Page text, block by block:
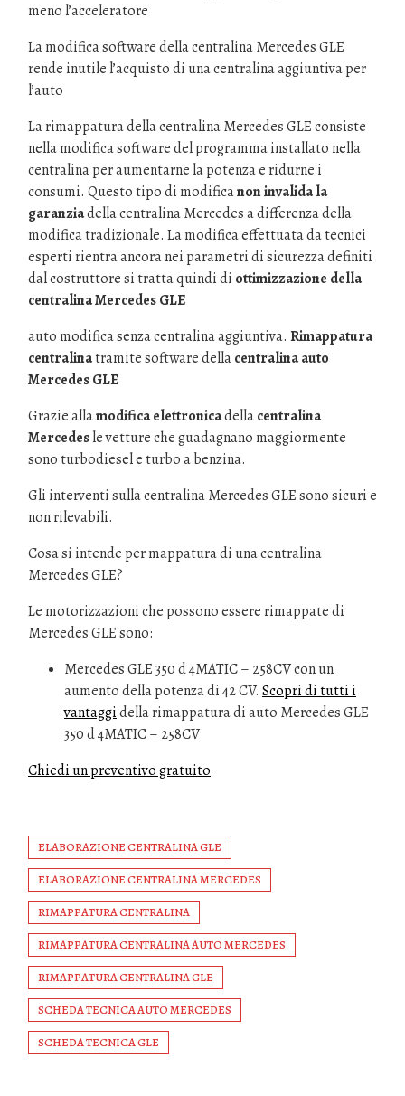
meno l’acceleratore
La modifica software della centralina Mercedes GLE
rende inutile l’acquisto di una centralina aggiuntiva per
l’auto
La rimappatura della centralina Mercedes GLE consiste
nella modifica software del programma installato nella
centralina per aumentarne la potenza e ridurne i
consumi. Questo tipo di modificanon invalida la
garanziadella centralina Mercedes a differenza della
modifica tradizionale. La modifica effettuata da tecnici
esperti rientra ancora nei parametri di sicurezza definiti
dal costruttore si tratta quindi di ottimizzazione della
centralina Mercedes GLE
auto modifica senza centralina aggiuntiva. Rimappatura
centralinatramite software dellacentralina auto
Mercedes GLE
Grazie allamodifica elettronicadellacentralina
Mercedesle vetture che guadagnano maggiormente
sono turbodiesel e turbo a benzina.
Gli interventi sulla centralina Mercedes GLE sono sicuri e
non rilevabili.
Cosa si intende per mappatura di una centralina
Mercedes GLE?
Le motorizzazioni che possono essere rimappate di
Mercedes GLE sono:
Mercedes GLE 350 d 4MATIC – 258CV con un
aumento della potenza di 42 CV. Scopri di tutti i
vantaggidella rimappatura di auto Mercedes GLE
350 d 4MATIC – 258CV
Chiedi un preventivo gratuito
ELABORAZIONE CENTRALINA GLE
ELABORAZIONE CENTRALINA MERCEDES
RIMAPPATURA CENTRALINA
RIMAPPATURA CENTRALINA AUTO MERCEDES
RIMAPPATURA CENTRALINA GLE
SCHEDA TECNICA AUTO MERCEDES
SCHEDA TECNICA GLE